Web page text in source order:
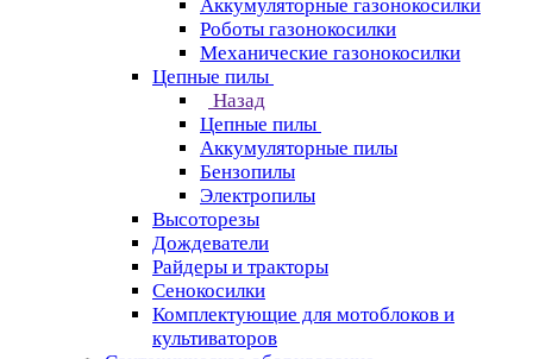
Аккумуляторные газонокосилки
Роботы газонокосилки
Механические газонокосилки
Цепные пилы
Назад
Цепные пилы
Аккумуляторные пилы
Бензопилы
Электропилы
Высоторезы
Дождеватели
Райдеры и тракторы
Сенокосилки
Комплектующие для мотоблоков и
культиваторов